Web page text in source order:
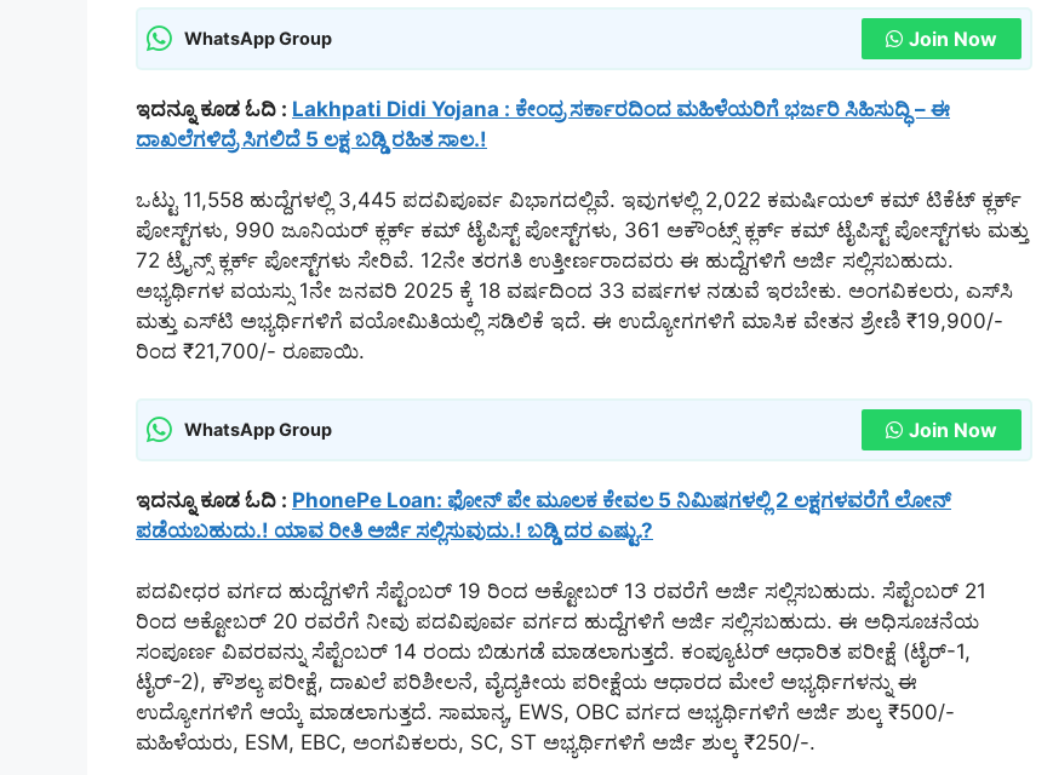
WhatsApp Group Join Now
ಇದನ್ನೂ ಕೂಡ ಓದಿ : Lakhpati Didi Yojana : ಕೇಂದ್ರ ಸರ್ಕಾರದಿಂದ ಮಹಿಳೆಯರಿಗೆ ಭರ್ಜರಿ ಸಿಹಿಸುದ್ಧಿ – ಈ
ದಾಖಲೆಗಳಿದ್ರೆ ಸಿಗಲಿದೆ 5 ಲಕ್ಷ ಬಡ್ಡಿ ರಹಿತ ಸಾಲ.!
ಒಟ್ಟು 11,558 ಹುದ್ದೆಗಳಲ್ಲಿ 3,445 ಪದವಿಪೂರ್ವ ವಿಭಾಗದಲ್ಲಿವೆ. ಇವುಗಳಲ್ಲಿ 2,022 ಕಮರ್ಷಿಯಲ್ ಕಮ್ ಟಿಕೆಟ್ ಕ್ಲರ್ಕ್
ಪೋಸ್ಟ್‌ಗಳು, 990 ಜೂನಿಯರ್ ಕ್ಲರ್ಕ್ ಕಮ್ ಟೈಪಿಸ್ಟ್ ಪೋಸ್ಟ್‌ಗಳು, 361 ಅಕೌಂಟ್ಸ್ ಕ್ಲರ್ಕ್ ಕಮ್ ಟೈಪಿಸ್ಟ್ ಪೋಸ್ಟ್‌ಗಳು ಮತ್ತು
72 ಟ್ರೈನ್ಸ್ ಕ್ಲರ್ಕ್ ಪೋಸ್ಟ್‌ಗಳು ಸೇರಿವೆ. 12ನೇ ತರಗತಿ ಉತ್ತೀರ್ಣರಾದವರು ಈ ಹುದ್ದೆಗಳಿಗೆ ಅರ್ಜಿ ಸಲ್ಲಿಸಬಹುದು.
ಅಭ್ಯರ್ಥಿಗಳ ವಯಸ್ಸು 1ನೇ ಜನವರಿ 2025 ಕ್ಕೆ 18 ವರ್ಷದಿಂದ 33 ವರ್ಷಗಳ ನಡುವೆ ಇರಬೇಕು. ಅಂಗವಿಕಲರು, ಎಸ್‌ಸಿ
ಮತ್ತು ಎಸ್‌ಟಿ ಅಭ್ಯರ್ಥಿಗಳಿಗೆ ವಯೋಮಿತಿಯಲ್ಲಿ ಸಡಿಲಿಕೆ ಇದೆ. ಈ ಉದ್ಯೋಗಗಳಿಗೆ ಮಾಸಿಕ ವೇತನ ಶ್ರೇಣಿ ₹19,900/-
ರಿಂದ ₹21,700/- ರೂಪಾಯಿ.
WhatsApp Group Join Now
ಇದನ್ನೂ ಕೂಡ ಓದಿ : PhonePe Loan: ಫೋನ್ ಪೇ ಮೂಲಕ ಕೇವಲ 5 ನಿಮಿಷಗಳಲ್ಲಿ 2 ಲಕ್ಷಗಳವರೆಗೆ ಲೋನ್
ಪಡೆಯಬಹುದು.! ಯಾವ ರೀತಿ ಅರ್ಜಿ ಸಲ್ಲಿಸುವುದು.! ಬಡ್ಡಿ ದರ ಎಷ್ಟು.?
ಪದವೀಧರ ವರ್ಗದ ಹುದ್ದೆಗಳಿಗೆ ಸೆಪ್ಟೆಂಬರ್ 19 ರಿಂದ ಅಕ್ಟೋಬರ್ 13 ರವರೆಗೆ ಅರ್ಜಿ ಸಲ್ಲಿಸಬಹುದು. ಸೆಪ್ಟೆಂಬರ್ 21
ರಿಂದ ಅಕ್ಟೋಬರ್ 20 ರವರೆಗೆ ನೀವು ಪದವಿಪೂರ್ವ ವರ್ಗದ ಹುದ್ದೆಗಳಿಗೆ ಅರ್ಜಿ ಸಲ್ಲಿಸಬಹುದು. ಈ ಅಧಿಸೂಚನೆಯ
ಸಂಪೂರ್ಣ ವಿವರವನ್ನು ಸೆಪ್ಟೆಂಬರ್ 14 ರಂದು ಬಿಡುಗಡೆ ಮಾಡಲಾಗುತ್ತದೆ. ಕಂಪ್ಯೂಟರ್ ಆಧಾರಿತ ಪರೀಕ್ಷೆ (ಟೈರ್-1,
ಟೈರ್-2), ಕೌಶಲ್ಯ ಪರೀಕ್ಷೆ, ದಾಖಲೆ ಪರಿಶೀಲನೆ, ವೈದ್ಯಕೀಯ ಪರೀಕ್ಷೆಯ ಆಧಾರದ ಮೇಲೆ ಅಭ್ಯರ್ಥಿಗಳನ್ನು ಈ
ಉದ್ಯೋಗಗಳಿಗೆ ಆಯ್ಕೆ ಮಾಡಲಾಗುತ್ತದೆ. ಸಾಮಾನ್ಯ, EWS, OBC ವರ್ಗದ ಅಭ್ಯರ್ಥಿಗಳಿಗೆ ಅರ್ಜಿ ಶುಲ್ಕ ₹500/-
ಮಹಿಳೆಯರು, ESM, EBC, ಅಂಗವಿಕಲರು, SC, ST ಅಭ್ಯರ್ಥಿಗಳಿಗೆ ಅರ್ಜಿ ಶುಲ್ಕ ₹250/-.